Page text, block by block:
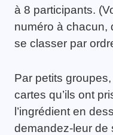
à 8 participants.
numéro à chacun,
se classer par
Par petits
cartes qu’ils ont
l’ingrédient en
demandez-leur de